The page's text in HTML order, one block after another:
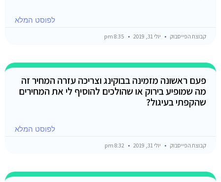
לפוסט המלא
קבוצת הפייסבוק יולי 31, 2019
פעם ראשונה מזמינה בבוקינג וצריכה עזרה המחיר זה
מה שמופיע בירוק או שהולכים להוסיף לי את המחירים
שהקפתי בעיגול?
לפוסט המלא
קבוצת הפייסבוק יולי 31, 2019